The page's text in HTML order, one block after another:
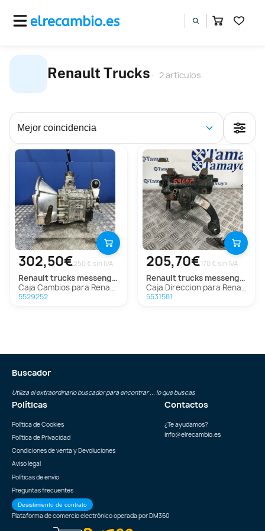
Renault Trucks 2 artículos
302,50€250 € sin IVA
renault trucks messenger caja/chasis
Caja Cambios para Renault Trucks Messenger Caja/Chasis
5529252
205,70€170 € sin IVA
renault trucks messenger caja/chasis
Caja Direccion para Renault Trucks Messenger Caja/Chasis
5531581
Buscador
Utiliza el extraordinario buscador para encontrar ... lo que buscas
Políticas
Política de Cookies
Política de Privacidad
Condiciones de venta y Devoluciones
Aviso legal
Políticas de envío
Preguntas frecuentes
Desistimiento de contrato
Contactos
¿Te ayudamos?
info@elrecambio.es
Plataforma de comercio electrónico operada porDM360